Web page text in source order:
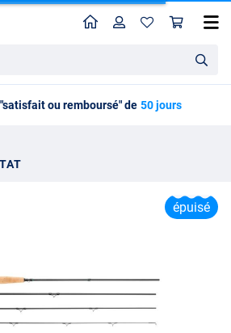
HomeProfil
ou remboursé" de 50 jours
Canne à Mouche Shakespeare Cedar Canyon Elite 9ft (4 Brins)
épuisé